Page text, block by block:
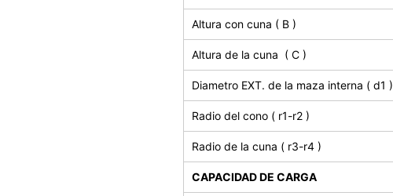
Altura con cuna ( B )
Altura de la cuna ( C )
Diametro EXT. de la maza interna ( d1 )
Radio del cono ( r1-r2 )
Radio de la cuna ( r3-r4 )
CAPACIDAD DE CARGA